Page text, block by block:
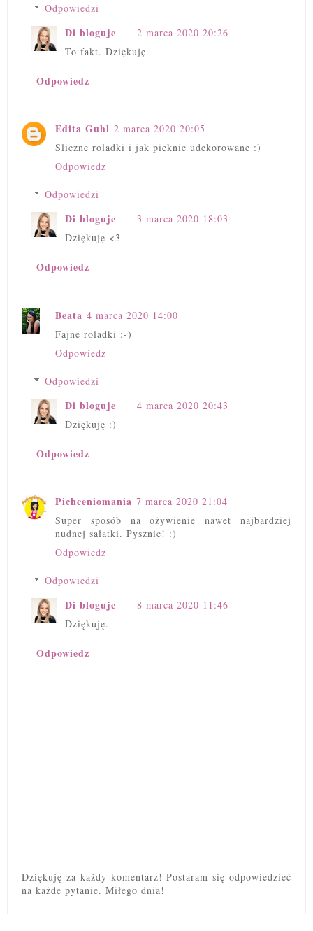
Odpowiedzi
Di bloguje
2 marca 2020 20:26
To fakt. Dziękuję.
Odpowiedz
Edita Guhl 2 marca 2020 20:05
Sliczne roladki i jak pieknie udekorowane :)
Odpowiedz
Odpowiedzi
Di bloguje
3 marca 2020 18:03
Dziękuję <3
Odpowiedz
Beata 4 marca 2020 14:00
Fajne roladki :-)
Odpowiedz
Odpowiedzi
Di bloguje
4 marca 2020 20:43
Dziękuję :)
Odpowiedz
Pichceniomania 7 marca 2020 21:04
Super sposób na ożywienie nawet najbardziej
nudnej sałatki. Pysznie! :)
Odpowiedz
Odpowiedzi
Di bloguje
8 marca 2020 11:46
Dziękuję.
Odpowiedz
Dziękuję za każdy komentarz! Postaram się odpowiedzieć
na każde pytanie. Miłego dnia!